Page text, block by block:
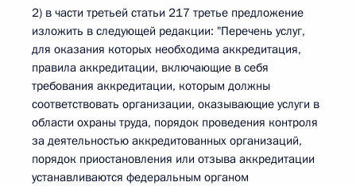
2) в части третьей статьи 217 третье предложение
изложить в следующей редакции: "Перечень услуг,
для оказания которых необходима аккредитация,
правила аккредитации, включающие в себя
требования аккредитации, которым должны
соответствовать организации, оказывающие услуги в
области охраны труда, порядок проведения контроля
за деятельностью аккредитованных организаций,
порядок приостановления или отзыва аккредитации
устанавливаются федеральным органом